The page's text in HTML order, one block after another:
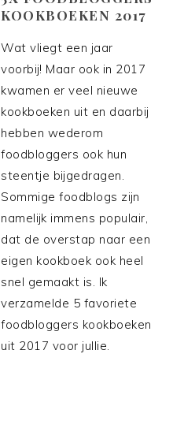
KOOKBOEKEN 2017
Wat vliegt een jaar
voorbij! Maar ook in 2017
kwamen er veel nieuwe
kookboeken uit en daarbij
hebben wederom
foodbloggers ook hun
steentje bijgedragen.
Sommige foodblogs zijn
namelijk immens populair,
dat de overstap naar een
eigen kookboek ook heel
snel gemaakt is. Ik
verzamelde 5 favoriete
foodbloggers kookboeken
uit 2017 voor jullie.